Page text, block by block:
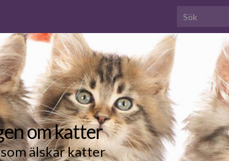
Search for:
om katter
älskar katter